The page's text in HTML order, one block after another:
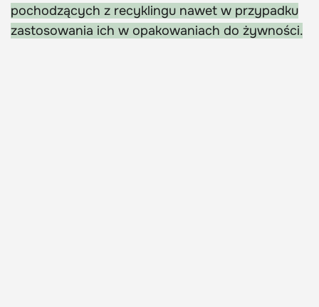
pochodzących z recyklingu nawet w przypadku
zastosowania ich w opakowaniach do żywności.